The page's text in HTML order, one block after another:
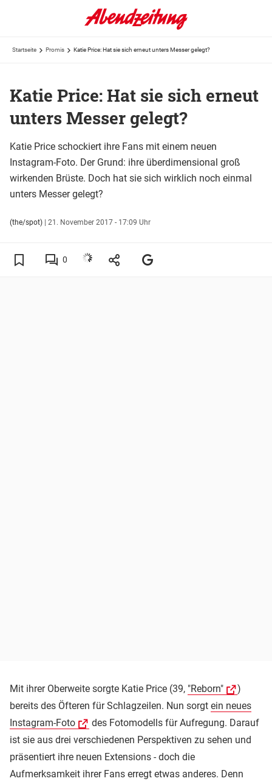
Startseite Promis Katie Price: Hat sie sich erneut unters Messer gelegt?
Katie Price: Hat sie sich erneut
unters Messer gelegt?
Katie Price schockiert ihre Fans mit einem neuen
Instagram-Foto. Der Grund: ihre überdimensional groß
wirkenden Brüste. Doch hat sie sich wirklich noch einmal
unters Messer gelegt?
(the/spot) | 21. November 2017 - 17:09 Uhr
0
Mit ihrer Oberweite sorgte Katie Price (39, "Reborn"
)
bereits des Öfteren für Schlagzeilen. Nun sorgt ein neues
Instagram-Foto
des Fotomodells für Aufregung. Darauf
ist sie aus drei verschiedenen Perspektiven zu sehen und
präsentiert ihre neuen Extensions - doch die
Aufmerksamkeit ihrer Fans erregt etwas anderes. Denn